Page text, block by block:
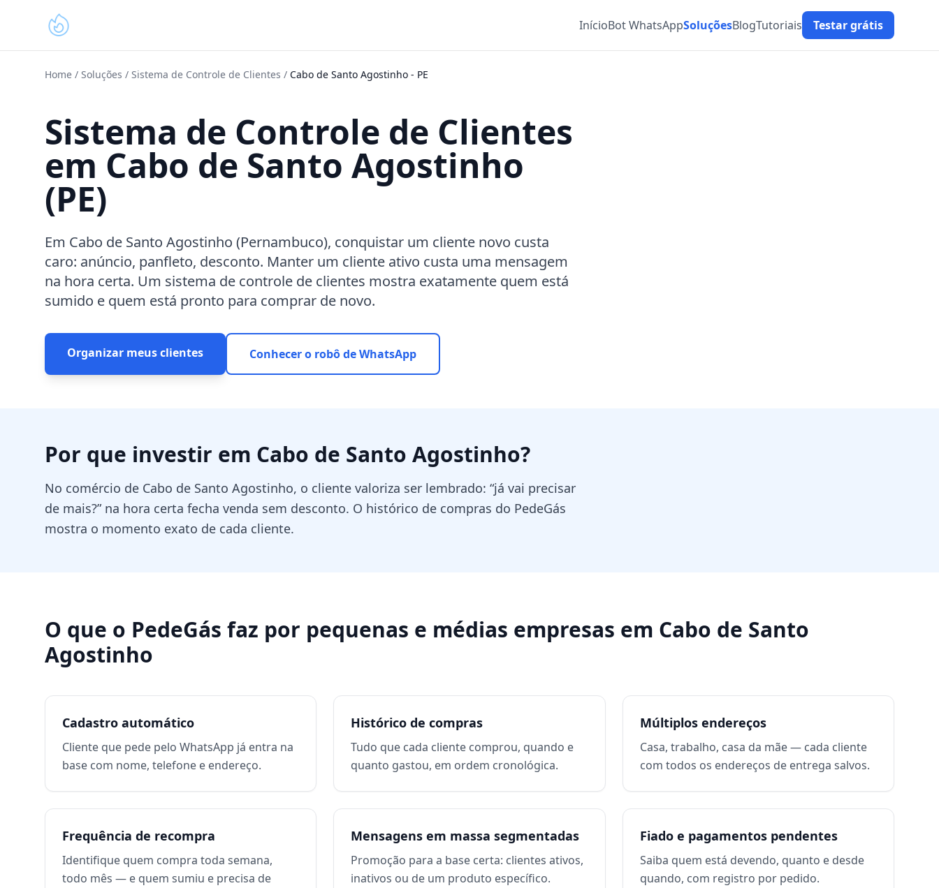
InícioBot WhatsAppSoluçõesBlogTutoriais Testar grátis
Home / Soluções / Sistema de Controle de Clientes / Cabo de Santo Agostinho - PE
Sistema de Controle de Clientes
em Cabo de Santo Agostinho
(PE)
Em Cabo de Santo Agostinho (Pernambuco), conquistar um cliente novo custa
caro: anúncio, panfleto, desconto. Manter um cliente ativo custa uma mensagem
na hora certa. Um sistema de controle de clientes mostra exatamente quem está
sumido e quem está pronto para comprar de novo.
Organizar meus clientes Conhecer o robô de WhatsApp
Por que investir em Cabo de Santo Agostinho?
No comércio de Cabo de Santo Agostinho, o cliente valoriza ser lembrado: “já vai precisar
de mais?” na hora certa fecha venda sem desconto. O histórico de compras do PedeGás
mostra o momento exato de cada cliente.
O que o PedeGás faz por pequenas e médias empresas em Cabo de Santo
Agostinho
Cadastro automático
Cliente que pede pelo WhatsApp já entra na
base com nome, telefone e endereço.
Histórico de compras
Tudo que cada cliente comprou, quando e
quanto gastou, em ordem cronológica.
Múltiplos endereços
Casa, trabalho, casa da mãe — cada cliente
com todos os endereços de entrega salvos.
Frequência de recompra
Identifique quem compra toda semana,
todo mês — e quem sumiu e precisa de
Mensagens em massa segmentadas
Promoção para a base certa: clientes ativos,
inativos ou de um produto específico.
Fiado e pagamentos pendentes
Saiba quem está devendo, quanto e desde
quando, com registro por pedido.